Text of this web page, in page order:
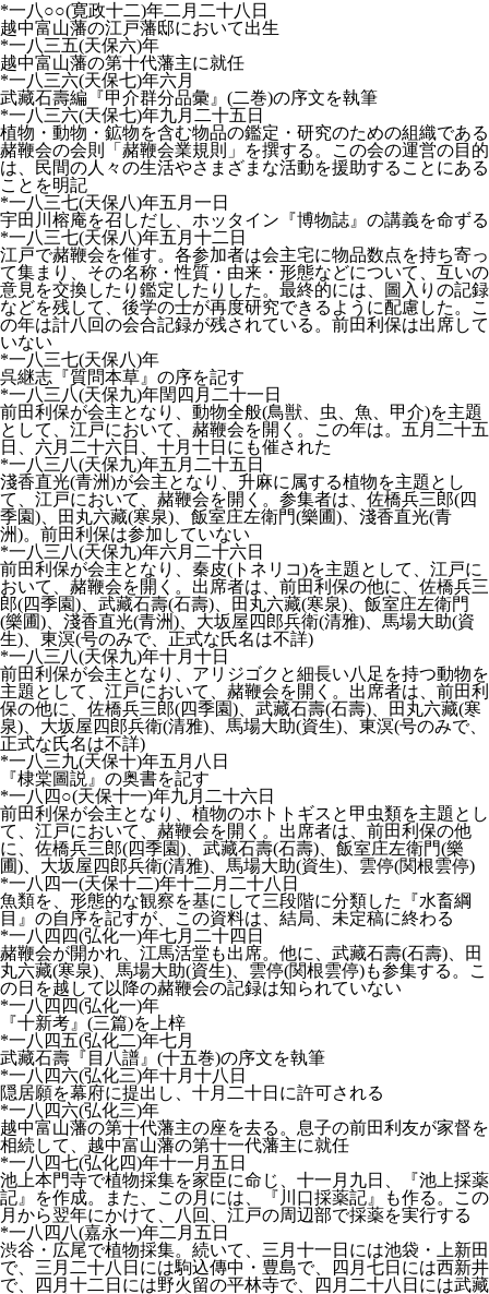
*一八○○(寛政十二)年二月二十八日
越中富山藩の江戸藩邸において出生
*一八三五(天保六)年
越中富山藩の第十代藩主に就任
*一八三六(天保七)年六月
武藏石壽編『甲介群分品彙』(二巻)の序文を執筆
*一八三六(天保七)年九月二十五日
植物・動物・鉱物を含む物品の鑑定・研究のための組織である
赭鞭会の会則「赭鞭会業規則」を撰する。この会の運営の目的
は、民間の人々の生活やさまざまな活動を援助することにある
ことを明記
*一八三七(天保八)年五月一日
宇田川榕庵を召しだし、ホッタイン『博物誌』の講義を命ずる
*一八三七(天保八)年五月十二日
江戸で赭鞭会を催す。各参加者は会主宅に物品数点を持ち寄っ
て集まり、その名称・性質・由来・形態などについて、互いの
意見を交換したり鑑定したりした。最終的には、圖入りの記録
などを残して、後学の士が再度研究できるように配慮した。こ
の年は計八回の会合記録が残されている。前田利保は出席して
いない
*一八三七(天保八)年
呉継志『質問本草』の序を記す
*一八三八(天保九)年閏四月二十一日
前田利保が会主となり、動物全般(鳥獣、虫、魚、甲介)を主題
として、江戸において、赭鞭会を開く。この年は。五月二十五
日、六月二十六日、十月十日にも催された
*一八三八(天保九)年五月二十五日
淺香直光(青洲)が会主となり、升麻に属する植物を主題とし
て、江戸において、赭鞭会を開く。参集者は、佐橋兵三郎(四
季園)、田丸六藏(寒泉)、飯室庄左衛門(樂圃)、淺香直光(青
洲)。前田利保は参加していない
*一八三八(天保九)年六月二十六日
前田利保が会主となり、秦皮(トネリコ)を主題として、江戸に
おいて、赭鞭会を開く。出席者は、前田利保の他に、佐橋兵三
郎(四季園)、武藏石壽(石壽)、田丸六藏(寒泉)、飯室庄左衛門
(樂圃)、淺香直光(青洲)、大坂屋四郎兵衛(清雅)、馬場大助(資
生)、東溟(号のみで、正式な氏名は不詳)
*一八三八(天保九)年十月十日
前田利保が会主となり、アリジゴクと細長い八足を持つ動物を
主題として、江戸において、赭鞭会を開く。出席者は、前田利
保の他に、佐橋兵三郎(四季園)、武藏石壽(石壽)、田丸六藏(寒
泉)、大坂屋四郎兵衛(清雅)、馬場大助(資生)、東溟(号のみで、
正式な氏名は不詳)
*一八三九(天保十)年五月八日
『棣棠圖説』の奥書を記す
*一八四○(天保十一)年九月二十六日
前田利保が会主となり、植物のホトトギスと甲虫類を主題とし
て、江戸において、赭鞭会を開く。出席者は、前田利保の他
に、佐橋兵三郎(四季園)、武藏石壽(石壽)、飯室庄左衛門(樂
圃)、大坂屋四郎兵衛(清雅)、馬場大助(資生)、雲停(関根雲停)
*一八四一(天保十二)年十二月二十八日
魚類を、形態的な観察を基にして三段階に分類した『水畜綱
目』の自序を記すが、この資料は、結局、未定稿に終わる
*一八四四(弘化一)年七月二十四日
赭鞭会が開かれ、江馬活堂も出席。他に、武藏石壽(石壽)、田
丸六藏(寒泉)、馬場大助(資生)、雲停(関根雲停)も参集する。こ
の日を越して以降の赭鞭会の記録は知られていない
*一八四四(弘化一)年
『十新考』(三篇)を上梓
*一八四五(弘化二)年七月
武藏石壽『目八譜』(十五巻)の序文を執筆
*一八四六(弘化三)年十月十八日
隠居願を幕府に提出し、十月二十日に許可される
*一八四六(弘化三)年
越中富山藩の第十代藩主の座を去る。息子の前田利友が家督を
相続して、越中富山藩の第十一代藩主に就任
*一八四七(弘化四)年十一月五日
池上本門寺で植物採集を家臣に命じ、十一月九日、『池上採薬
記』を作成。また、この月には、『川口採薬記』も作る。この
月から翌年にかけて、八回、江戸の周辺部で採薬を実行する
*一八四八(嘉永一)年二月五日
渋谷・広尾で植物採集。続いて、三月十一日には池袋・上新田
で、三月二十八日には駒込傳中・豊島で、四月七日には西新井
で、四月十二日には野火留の平林寺で、四月二十八日には武藏